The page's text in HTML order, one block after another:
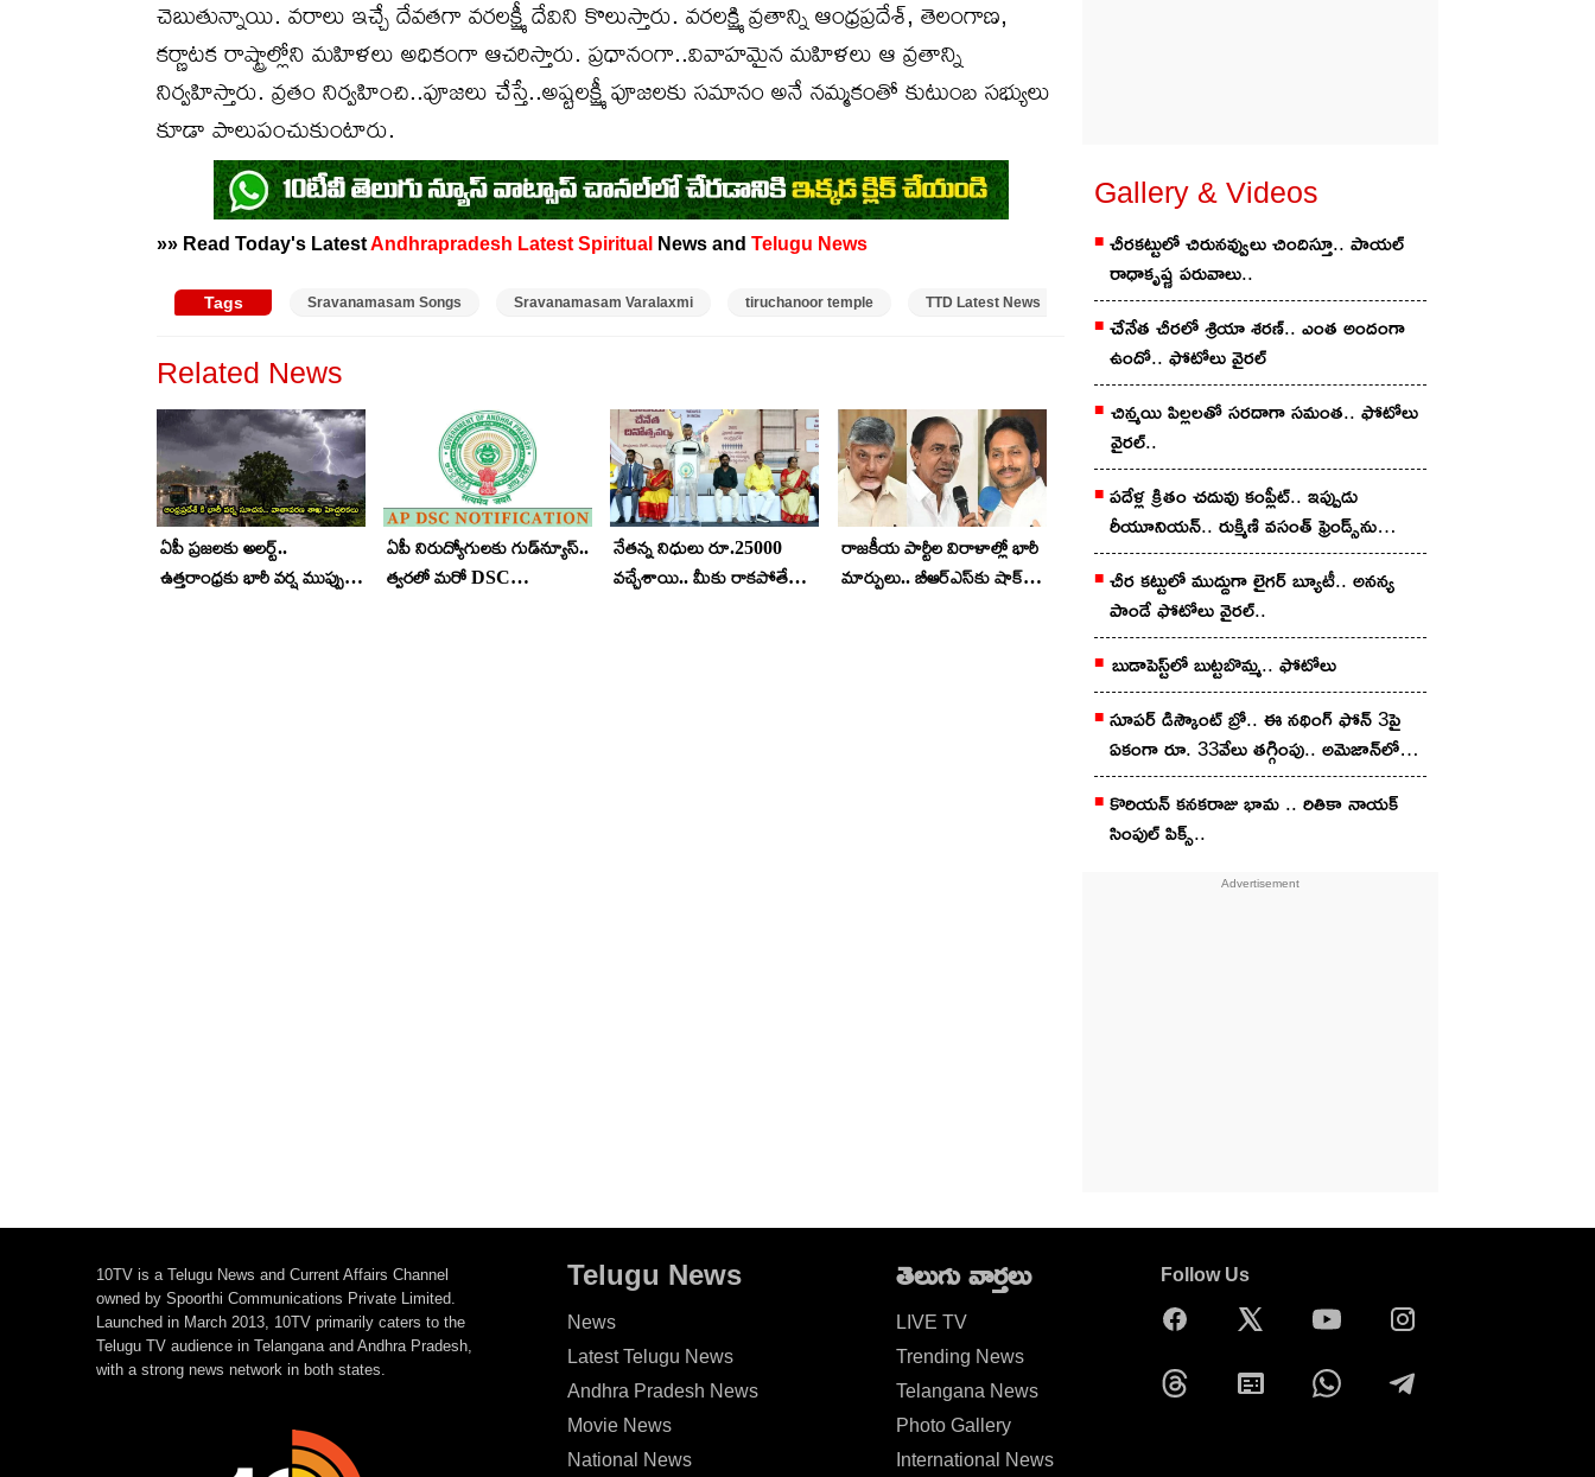
చెబుతున్నాయి. వరాలు ఇచ్చే దేవతగా వరలక్ష్మీ దేవిని కొలుస్తారు. వరలక్ష్మి వ్రతాన్ని ఆంధ్రప్రదేశ్, తెలంగాణ,
కర్ణాటక రాష్ట్రాల్లోని మహిళలు అధికంగా ఆచరిస్తారు. ప్రధానంగా..వివాహమైన మహిళలు ఆ వ్రతాన్ని
నిర్వహిస్తారు. వ్రతం నిర్వహించి..పూజలు చేస్తే..అష్టలక్ష్మీ పూజలకు సమానం అనే నమ్మకంతో కుటుంబ సభ్యులు
కూడా పాలుపంచుకుంటారు.
»» Read Today's LatestAndhrapradesh Latest Spiritual News and Telugu News
Tags Sravanamasam Songs Sravanamasam Varalaxmi tiruchanoor temple TTD Latest News Varalaxmi
Related News
ఏపీ ప్రజలకు అలర్ట్..
ఉత్తరాంధ్రకు భారీ వర్ష ముప్పు..
ఏపీ నిరుద్యోగులకు గుడ్‌న్యూస్..
త్వరలో మరో DSC
నేతన్న నిధులు రూ.25000
వచ్చేశాయి.. మీకు రాకపోతే
రాజకీయ పార్టీల విరాళాల్లో భారీ
మార్పులు.. బీఆర్ఎస్‌కు షాక్,
Gallery & Videos
చీరకట్టులో చిరునవ్వులు చిందిస్తూ.. పాయల్
రాధాకృష్ణ పరువాలు..
చేనేత చీర‌లో శ్రియా శ‌ర‌ణ్‌.. ఎంత అందంగా
ఉందో.. ఫోటోలు వైర‌ల్
చిన్మ‌యి పిల్ల‌ల‌తో స‌ర‌దాగా సమంత‌.. ఫోటోలు
వైర‌ల్..
ప‌దేళ్ల క్రితం చ‌దువు కంప్లీట్.. ఇప్పుడు
రీయూనియన్.. రుక్మిణి వసంత్ ఫ్రెండ్స్‌ను
చూశారా?
చీర క‌ట్టులో ముద్దుగా లైగ‌ర్ బ్యూటీ.. అన‌న్య
పాండే ఫోటోలు వైర‌ల్..
బుడాపెస్ట్‌లో బుట్టబొమ్మ‌.. ఫోటోలు
సూపర్ డిస్కౌంట్ బ్రో.. ఈ నథింగ్ ఫోన్ 3పై
ఏకంగా రూ. 33వేలు తగ్గింపు.. అమెజాన్‌లో
ఇలా కొన్నారంటే?
కొరియన్‌ కనకరాజు భామ .. రితికా నాయ‌క్
సింపుల్ పిక్స్‌..
10TV is a Telugu News and Current Affairs Channel
owned by Spoorthi Communications Private Limited.
Launched in March 2013, 10TV primarily caters to the
Telugu TV audience in Telangana and Andhra Pradesh,
with a strong news network in both states.
Telugu News
News
Latest Telugu News
Andhra Pradesh News
Movie News
National News
తెలుగు వార్తలు
LIVE TV
Trending News
Telangana News
Photo Gallery
International News
Follow Us